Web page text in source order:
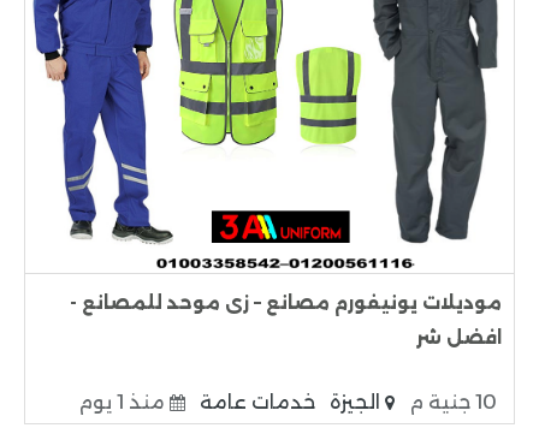
موديلات يونيفورم مصانع – زى موحد للمصانع -
افضل شر
10 جنية م الجيزة خدمات عامة منذ 1 يوم